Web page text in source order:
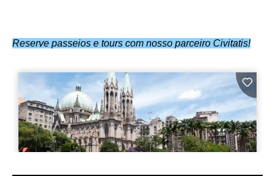
Reserve passeios e tours com nosso parceiro Civitatis!